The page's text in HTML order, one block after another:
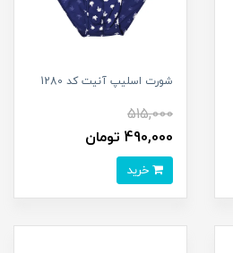
شورت اسلیپ آنیت کد 1280
515,000
490,000 تومان